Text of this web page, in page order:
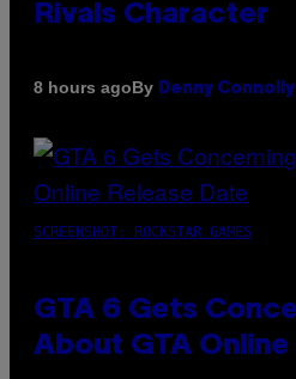
Rivals Character
8 hours agoBy Denny Connolly
SCREENSHOT: ROCKSTAR GAMES
GTA 6 Gets
About GTA